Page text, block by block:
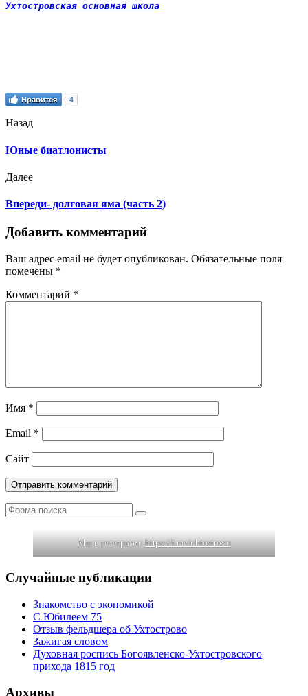
Ухтостровская основная школа
Нравится 4
Назад
Юные биатлонисты
Далее
Впереди- долговая яма (часть 2)
Добавить комментарий
Ваш адрес email не будет опубликован. Обязательные поля
помечены *
Комментарий *
Имя *
Email *
Сайт
Поиск
Мы в телеграмм:https://t.me/uhtostrovo
Случайные публикации
Знакомство с экономикой
С Юбилеем 75
Отзыв фельдшера об Ухтострово
Зажигая словом
Духовная роспись Богоявленско-Ухтостровского
прихода 1815 год
Архивы